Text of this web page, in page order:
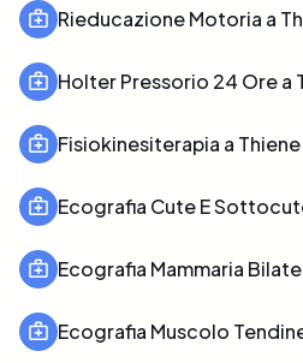
Rieducazione Motoria a
Holter Pressorio 24 Ore a
Fisiokinesiterapia a Thiene
Ecografia Cute E
Ecografia Mammaria
Ecografia Muscolo